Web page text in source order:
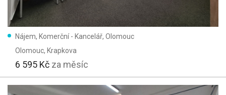
Nájem, Komerční - Kancelář, Olomouc
Olomouc, Krapkova
6 595 Kč za měsíc